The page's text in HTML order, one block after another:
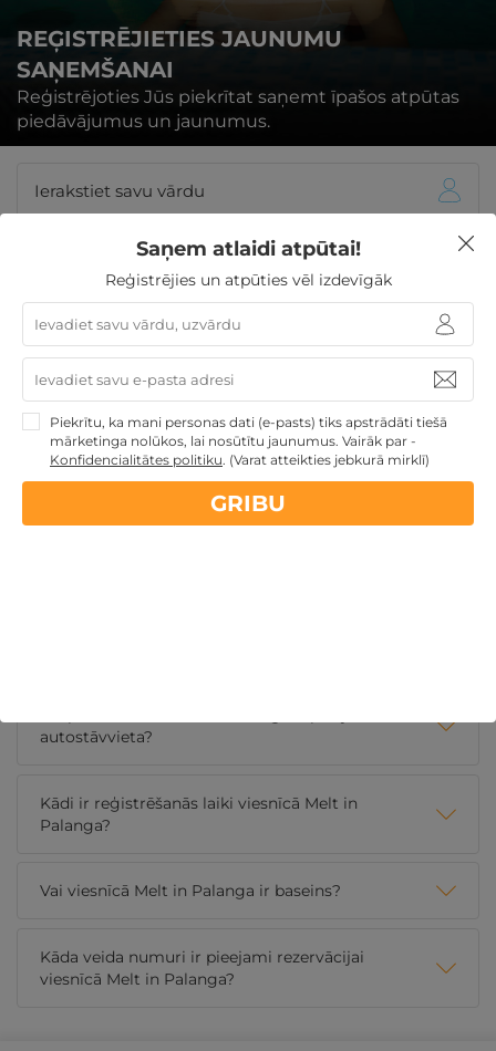
REĢISTRĒJIETIES JAUNUMU
SAŅEMŠANAI
Reģistrējoties Jūs piekrītat saņemt īpašos atpūtas
piedāvājumus un jaunumus.
REĢISTRĒTIES
Biežāk uzdotie jautājumi - Melt in
Palanga
Kāda veida brokastis tiek piedāvātas viesnīcā Melt
autostāvvieta?
Kādi ir reģistrēšanās laiki viesnīcā Melt in
Palanga?
Vai viesnīcā Melt in Palanga ir baseins?
Kāda veida numuri ir pieejami rezervācijai
viesnīcā Melt in Palanga?
Saņem atlaidi atpūtai!
Reģistrējies un atpūties vēl izdevīgāk
Piekrītu, ka mani personas dati (e-pasts) tiks apstrādāti tiešā
mārketinga nolūkos, lai nosūtītu jaunumus. Vairāk par -
Konfidencialitātes politiku. (Varat atteikties jebkurā mirklī)
GRIBU